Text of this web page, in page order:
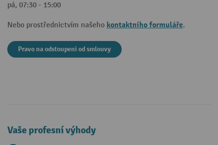
pá, 07:30 - 15:00
Nebo prostřednictvím našeho kontaktního formuláře.
Pravo na odstoupeni od smlouvy
Vaše profesní výhody